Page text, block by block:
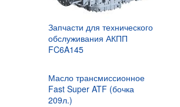
Запчасти для технического
обслуживания АКПП
FC6A145
Масло трансмиссионное
Fast Super ATF (бочка
209л.)